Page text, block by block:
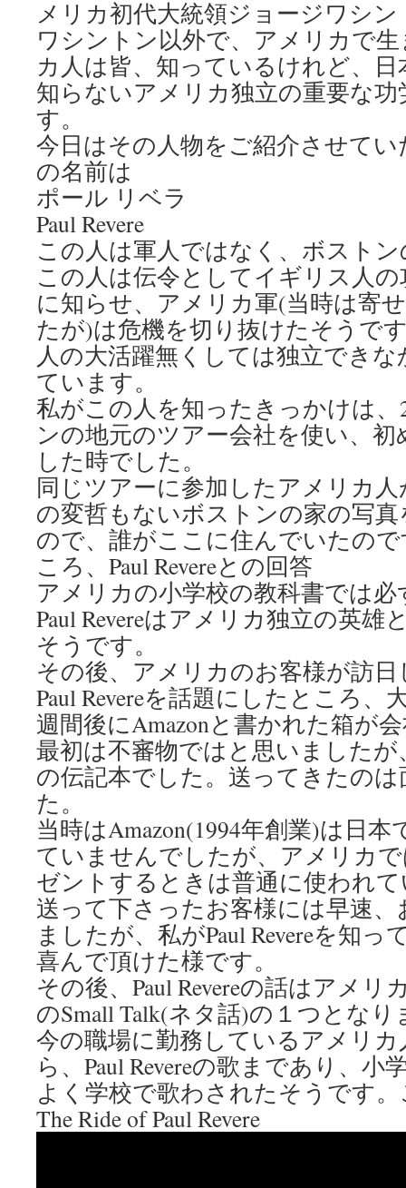
メリカ初代大統領ジョージワシ
ワシントン以外で、アメリカで
カ人は皆、知っているけれど、
知らないアメリカ独立の重要な
す。
今日はその人物をご紹介させて
の名前は
ポール リベラ
Paul Revere
この人は軍人ではなく、ボスト
この人は伝令としてイギリス人
に知らせ、アメリカ軍(当時は寄
たが)は危機を切り抜けたそうで
人の大活躍無くしては独立でき
ています。
私がこの人を知ったきっかけは
ンの地元のツアー会社を使い、
した時でした。
同じツアーに参加したアメリカ
の変哲もないボストンの家の写
ので、誰がここに住んでいたの
ころ、Paul Revereとの回答
アメリカの小学校の教科書では
Paul Revereはアメリカ独立の英雄
そうです。
その後、アメリカのお客様が訪
Paul Revereを話題にしたところ、
週間後にAmazonと書かれた箱が
最初は不審物ではと思いましたが
の伝記本でした。送ってきたの
た。
当時はAmazon(1994年創業)は日
ていませんでしたが、アメリカ
ゼントするときは普通に使われ
送って下さったお客様には早速
ましたが、私がPaul Revereを知
喜んで頂けた様です。
その後、Paul Revereの話はアメ
のSmall Talk(ネタ話)の１つとなり
今の職場に勤務しているアメリ
ら、Paul Revereの歌まであり、小
よく学校で歌わされたそうです
The Ride of Paul Revere